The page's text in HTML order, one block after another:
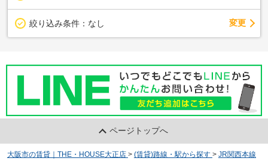
絞り込み条件： なし 変更
ページトップへ
大阪市の賃貸｜THE・HOUSE大正店 > (賃貸)路線・駅から探す > JR関西本線